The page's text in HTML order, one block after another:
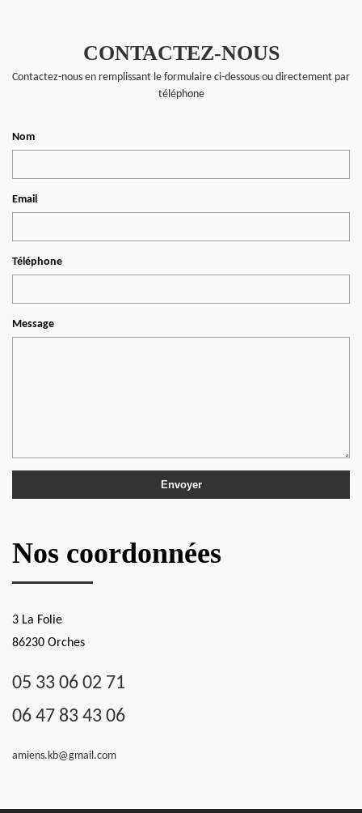
CONTACTEZ-NOUS
Contactez-nous en remplissant le formulaire ci-dessous ou directement par
téléphone
Nom
Email
Téléphone
Message
Nos coordonnées
3 La Folie
86230 Orches
05 33 06 02 71
06 47 83 43 06
amiens.kb@gmail.com